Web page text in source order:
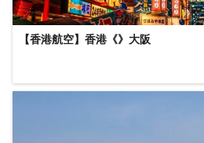
【香港航空】香港《》大阪